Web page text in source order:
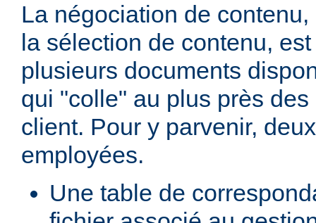
La négociation de
la sélection de contenu,
plusieurs documents
qui "colle" au plus près
client. Pour y parvenir,
employées.
Une table de